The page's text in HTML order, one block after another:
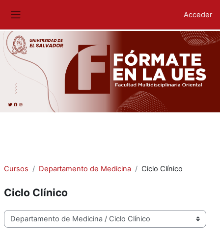
Acceder
Cursos Departamento de Medicina Ciclo Clínico
Ciclo Clínico
Categorías